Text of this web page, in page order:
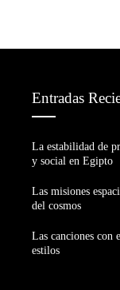
Entradas
La estabilidad de
y social en Egipto
Las misiones
del cosmos
Las canciones con
estilos